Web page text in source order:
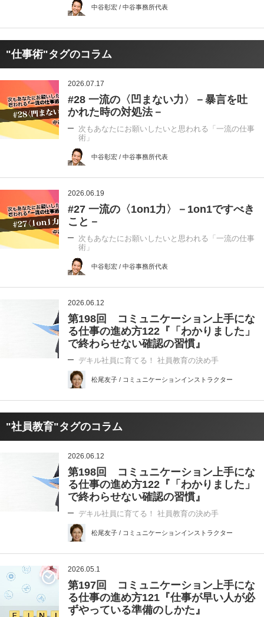
中谷彰宏 / 中谷事務所代表
"仕事術"タグのコラム
2026.07.17
#28 一流の〈凹まない力〉－暴言を吐
かれた時の対処法－
次もあなたにお願いしたいと思われる「一流の仕事
術」
中谷彰宏 / 中谷事務所代表
2026.06.19
#27 一流の〈1on1力〉－1on1ですべき
こと－
次もあなたにお願いしたいと思われる「一流の仕事
術」
中谷彰宏 / 中谷事務所代表
2026.06.12
第198回 コミュニケーション上手にな
る仕事の進め方122『「わかりました」
で終わらせない確認の習慣』
デキル社員に育てる！ 社員教育の決め手
松尾友子 / コミュニケーションインストラクター
"社員教育"タグのコラム
2026.06.12
第198回 コミュニケーション上手にな
る仕事の進め方122『「わかりました」
で終わらせない確認の習慣』
デキル社員に育てる！ 社員教育の決め手
松尾友子 / コミュニケーションインストラクター
2026.05.1
第197回 コミュニケーション上手にな
る仕事の進め方121『仕事が早い人が必
ずやっている準備のしかた』